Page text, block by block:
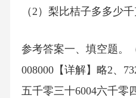
（2）梨比桔子多多少千
参考答案一、填空题。
008000【详解】略2、
五千零三十6004六千零